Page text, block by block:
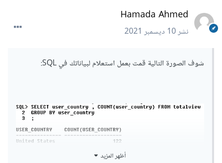
Hamada Ahmed
نشر10 ديسمبر 2021
شوف الصورة التالية قمت بعمل استعلام لبياناتك في SQL:
أظهر المزيد